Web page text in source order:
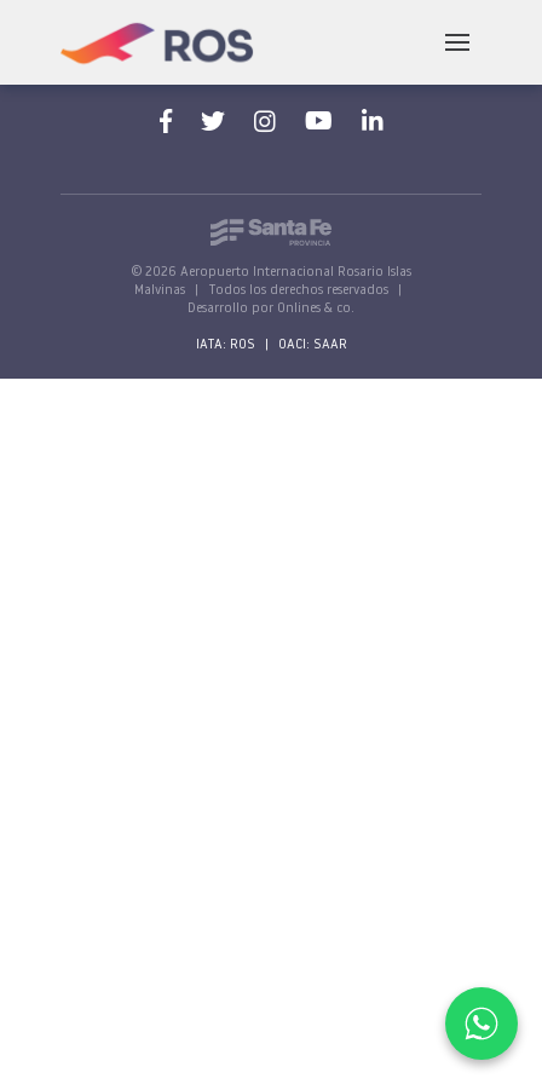
Aeropuerto Internacional Rosario "Islas Malvinas"
Av. Jorge Newbery, s/n, 2000 Rosario, Santa Fe,
Argentina
© 2026 Aeropuerto Internacional Rosario Islas
Malvinas
Todos los derechos reservados
Desarrollo por Onlines & co.
IATA: ROS OACI: SAAR